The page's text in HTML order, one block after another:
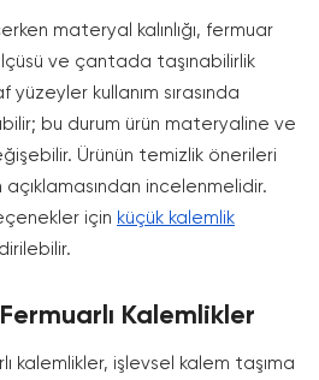
materyal kalınlığı, fermuar
ve çantada taşınabilirlik
kullanım sırasında
bu durum ürün materyaline ve
Ürünün temizlik önerileri
açıklamasından incelenmelidir.
için küçük kalemlik
Kalemlikler
kalemlikler, işlevsel kalem taşıma